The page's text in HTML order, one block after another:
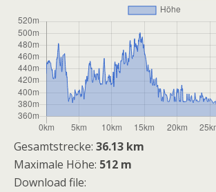
Gesamtstrecke: 36.13 km
Maximale Höhe: 512 m
Download file: